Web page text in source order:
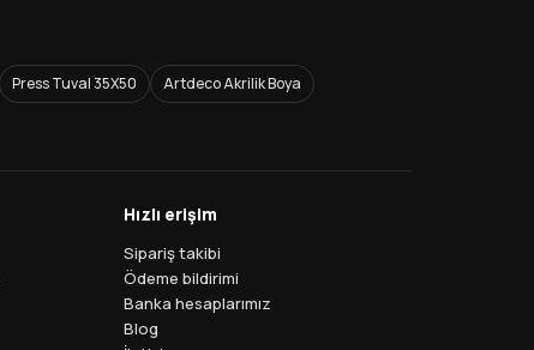
Press Tuval 35X50
Artdeco Akrilik Boya
Hızlı erişim
Sipariş takibi
Ödeme bildirimi
Banka hesaplarımız
Blog